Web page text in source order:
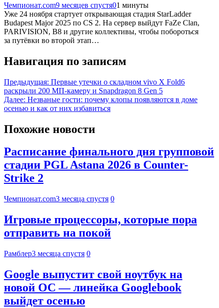
Чемпионат.com9 месяцев спустя01 минуты
Уже 24 ноября стартует открывающая стадия StarLadder
Budapest Major 2025 по CS 2. На сервер выйдут FaZe Clan,
PARIVISION, B8 и другие коллективы, чтобы побороться
за путёвки во второй этап…
Навигация по записям
Предыдущая: Первые утечки о складном vivo X Fold6
раскрыли 200 МП-камеру и Snapdragon 8 Gen 5
Далее: Незваные гости: почему клопы появляются в доме
осенью и как от них избавиться
Похожие новости
Расписание финального дня групповой
стадии PGL Astana 2026 в Counter-
Strike 2
Чемпионат.com3 месяца спустя 0
Игровые процессоры, которые пора
отправить на покой
Рамблер3 месяца спустя 0
Google выпустит свой ноутбук на
новой ОС — линейка Googlebook
выйдет осенью